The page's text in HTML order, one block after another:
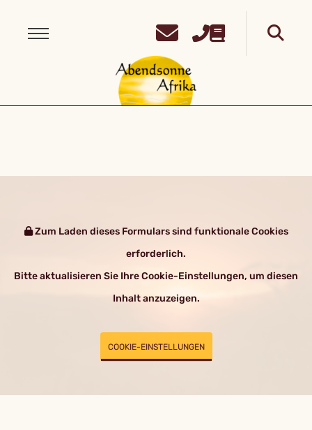
Zum Laden dieses Formulars sind funktionale Cookies
erforderlich.
Bitte aktualisieren Sie Ihre Cookie-Einstellungen, um diesen
Inhalt anzuzeigen.
COOKIE-EINSTELLUNGEN